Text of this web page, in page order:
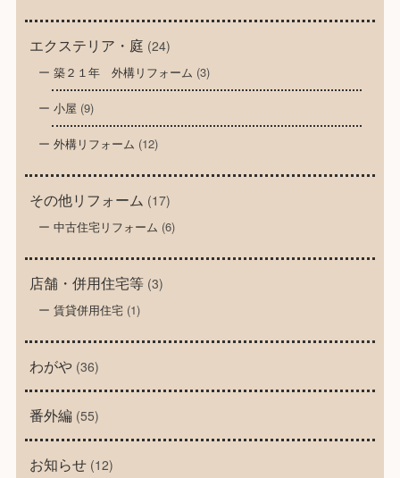
エクステリア・庭 (24)
築２１年 外構リフォーム (3)
小屋 (9)
外構リフォーム (12)
その他リフォーム (17)
中古住宅リフォーム (6)
店舗・併用住宅等(3)
賃貸併用住宅(1)
わがや(36)
番外編 (55)
お知らせ(12)